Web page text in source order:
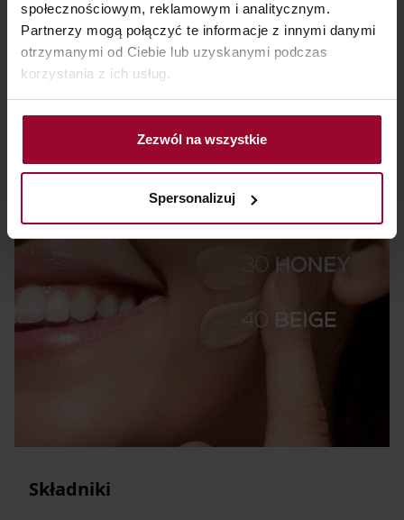
społecznościowym, reklamowym i analitycznym.
Partnerzy mogą połączyć te informacje z innymi danymi
otrzymanymi od Ciebie lub uzyskanymi podczas
korzystania z ich usług.
Zezwól na wszystkie
Spersonalizuj
Składniki